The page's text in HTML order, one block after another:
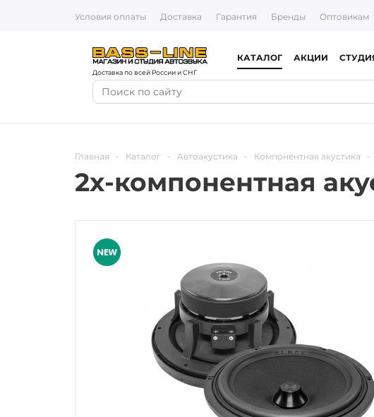
Условия оплаты Доставка Гарантия Бренды Оптовикам
Доставка по всей России и СНГ
КАТАЛОГ АКЦИИ
Главная - Каталог - Автоакустика - Компонентная акустика -
2х-компонентная